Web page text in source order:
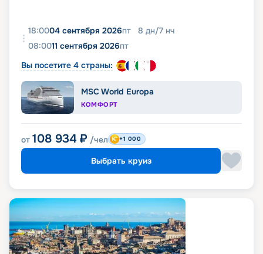
18:0004 сентября 2026пт 8 дн/7 нч
08:0011 сентября 2026пт
Вы посетите 4 страны:
MSC World Europa
КОМФОРТ
от 108 934 ₽ /чел +1 000
Выбрать круиз